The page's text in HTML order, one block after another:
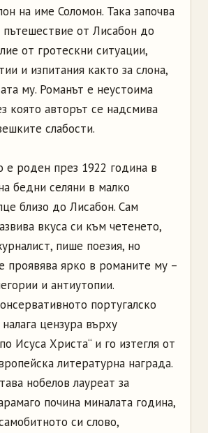
на име Соломон. Така започва
от Лисабон до
от гротескни ситуации,
и изпитания както за слона,
му. Романът е неустоима
която авторът се надсмива
слабости.
е роден през 1922 година в
бедни селяни в малко
близо до Лисабон. Сам
вкуса си към четенето,
пише поезия, но
проявява ярко в романите му –
и антиутопии.
португалско
цензура върху
Исуса Христа“ и го изтегля от
литературна награда.
нобелов лауреат за
почина миналата година,
си слово,